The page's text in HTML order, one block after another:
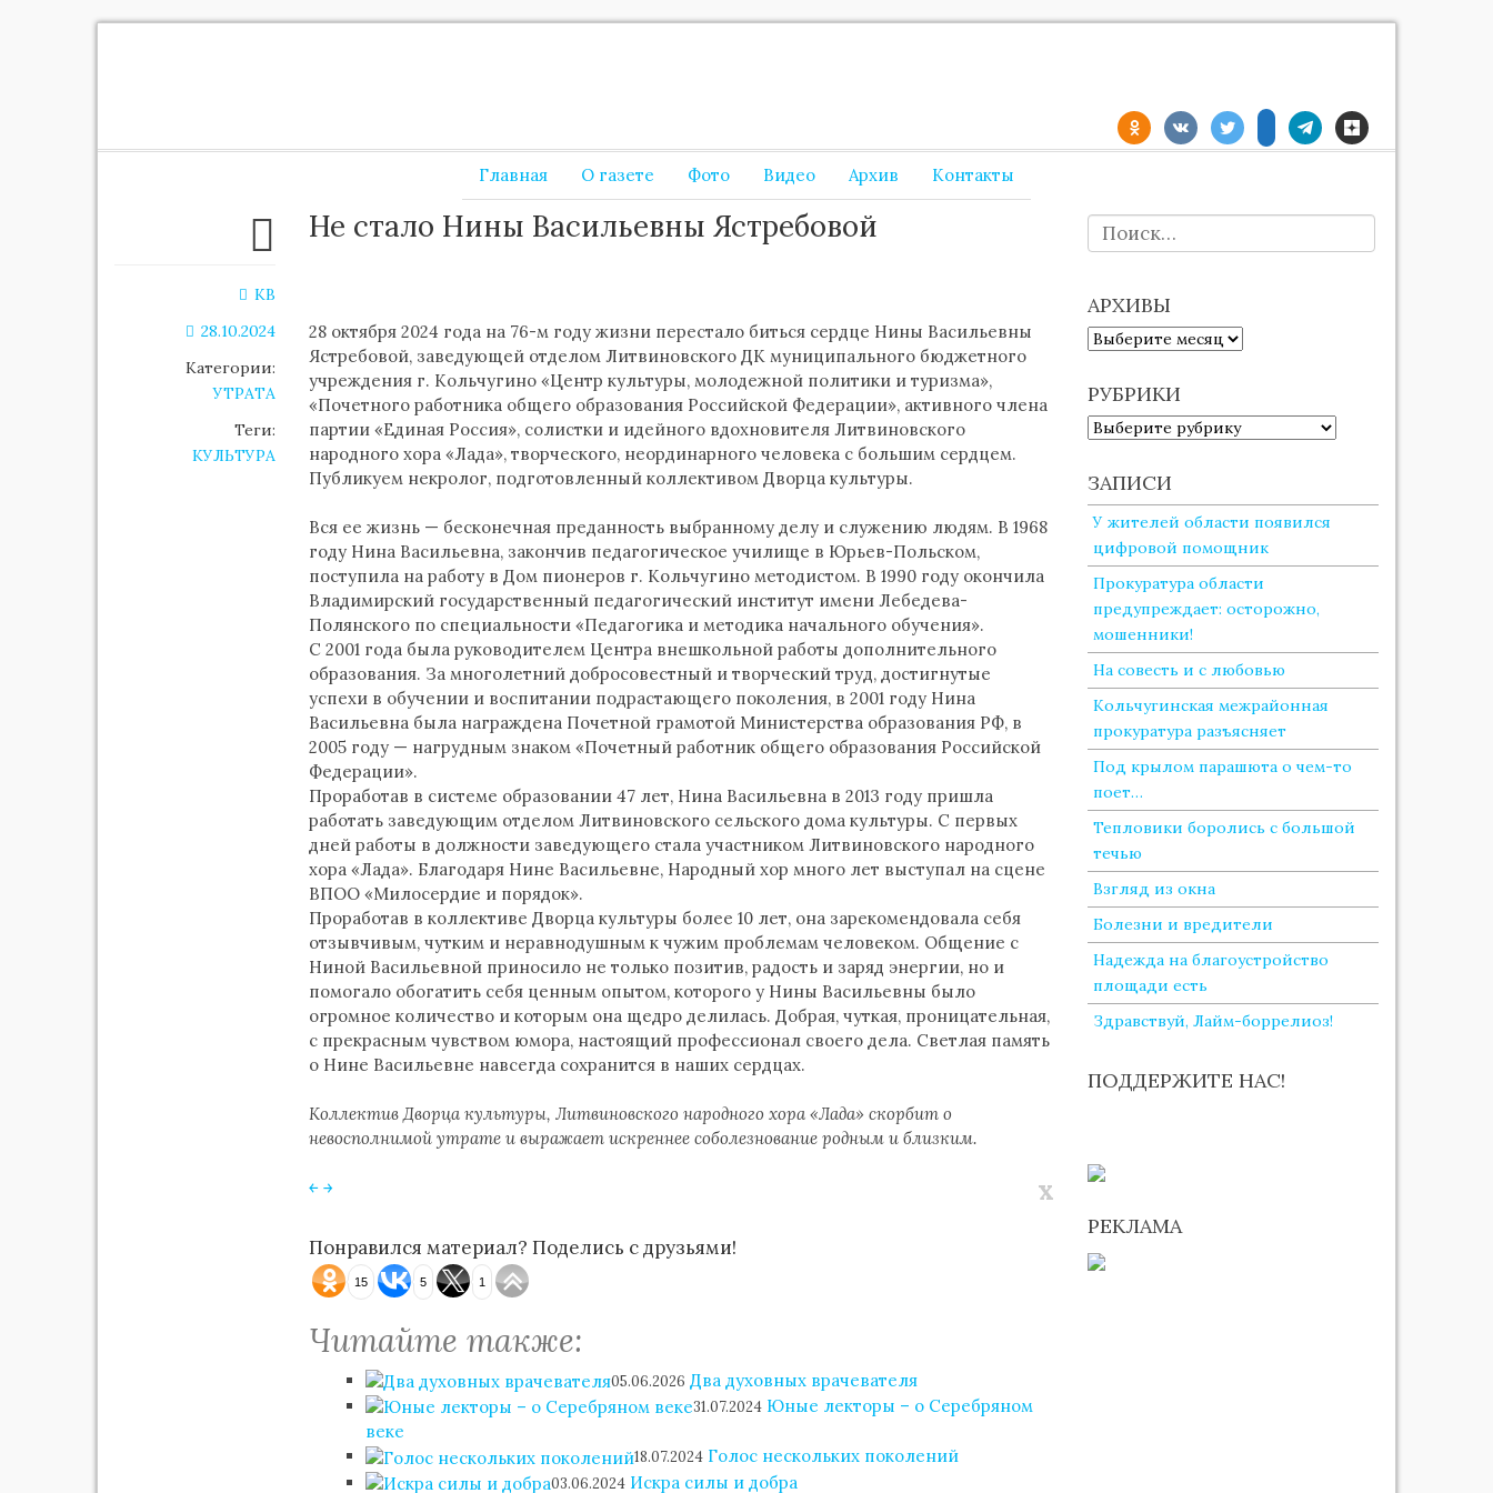
Главная О газете Фото Видео Архив Контакты
KB
28.10.2024
Категории:
УТРАТА
Теги:
КУЛЬТУРА
Не стало Нины Васильевны Ястребовой
28 октября 2024 года на 76-м году жизни перестало биться сердце Нины Васильевны
Ястребовой, заведующей отделом Литвиновского ДК муниципального бюджетного
учреждения г. Кольчугино «Центр культуры, молодежной политики и туризма»,
«Почетного работника общего образования Российской Федерации», активного члена
партии «Единая Россия», солистки и идейного вдохновителя Литвиновского
народного хора «Лада», творческого, неординарного человека с большим сердцем.
Публикуем некролог, подготовленный коллективом Дворца культуры.
Вся ее жизнь — бесконечная преданность выбранному делу и служению людям. В 1968
году Нина Васильевна, закончив педагогическое училище в Юрьев-Польском,
поступила на работу в Дом пионеров г. Кольчугино методистом. В 1990 году окончила
Владимирский государственный педагогический институт имени Лебедева-
Полянского по специальности «Педагогика и методика начального обучения».
С 2001 года была руководителем Центра внешкольной работы дополнительного
образования. За многолетний добросовестный и творческий труд, достигнутые
успехи в обучении и воспитании подрастающего поколения, в 2001 году Нина
Васильевна была награждена Почетной грамотой Министерства образования РФ, в
2005 году — нагрудным знаком «Почетный работник общего образования Российской
Федерации».
Проработав в системе образовании 47 лет, Нина Васильевна в 2013 году пришла
работать заведующим отделом Литвиновского сельского дома культуры. С первых
дней работы в должности заведующего стала участником Литвиновского народного
хора «Лада». Благодаря Нине Васильевне, Народный хор много лет выступал на сцене
ВПОО «Милосердие и порядок».
Проработав в коллективе Дворца культуры более 10 лет, она зарекомендовала себя
отзывчивым, чутким и неравнодушным к чужим проблемам человеком. Общение с
Ниной Васильевной приносило не только позитив, радость и заряд энергии, но и
помогало обогатить себя ценным опытом, которого у Нины Васильевны было
огромное количество и которым она щедро делилась. Добрая, чуткая, проницательная,
с прекрасным чувством юмора, настоящий профессионал своего дела. Светлая память
о Нине Васильевне навсегда сохранится в наших сердцах.
Коллектив Дворца культуры, Литвиновского народного хора «Лада» скорбит о
невосполнимой утрате и выражает искреннее соболезнование родным и близким.
￩￫ x
Понравился материал? Поделись с друзьями!
15 5 1
Читайте также:
05.06.2026 Два духовных врачевателя
31.07.2024 Юные лекторы – о Серебряном
веке
18.07.2024 Голос нескольких поколений
03.06.2024 Искра силы и добра
НАЙТИ:
АРХИВЫ
АРХИВЫ
РУБРИКИ
РУБРИКИ
ЗАПИСИ
У жителей области появился
цифровой помощник
Прокуратура области
предупреждает: осторожно,
мошенники!
На совесть и с любовью
Кольчугинская межрайонная
прокуратура разъясняет
Под крылом парашюта о чем-то
поет…
Тепловики боролись с большой
течью
Взгляд из окна
Болезни и вредители
Надежда на благоустройство
площади есть
Здравствуй, Лайм-боррелиоз!
ПОДДЕРЖИТЕ НАС!
РЕКЛАМА